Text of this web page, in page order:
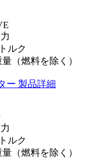
ルク
（燃料を除く）
ー 製品詳細
ルク
（燃料を除く）